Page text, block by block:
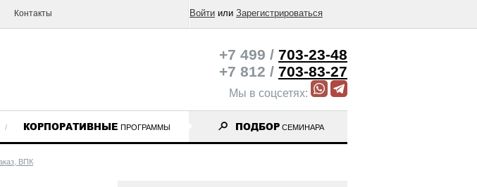
Контакты Войти или Зарегистрироваться
+7 499 / 703-23-48
+7 812 / 703-83-27
Мы в соцсетях:
/ КОРПОРАТИВНЫЕ ПРОГРАММЫ ПОДБОРСЕМИНАРА
ВПК